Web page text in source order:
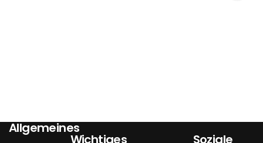
Allgemeines
Wichtiges Soziale